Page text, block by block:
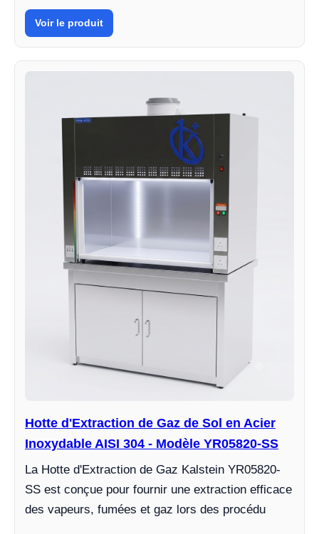
Voir le produit
Hotte d'Extraction de Gaz de Sol en Acier
Inoxydable AISI 304 - Modèle YR05820-SS
La Hotte d'Extraction de Gaz Kalstein YR05820-
SS est conçue pour fournir une extraction efficace
des vapeurs, fumées et gaz lors des procédu